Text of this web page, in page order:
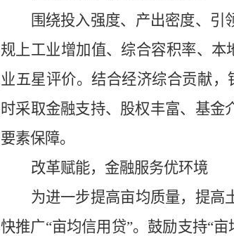
围绕投入强度、产出密度、引
规上工业增加值、综合容积率、
业五星评价。结合经济综合贡献，
时采取金融支持、股权丰富、基
要素保障。
改革赋能，金融服务优环境
为进一步提高亩均质量，提高
快推广“亩均信用贷”。鼓励支持“亩